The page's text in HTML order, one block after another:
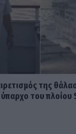
του Κολοκυθά
της
του